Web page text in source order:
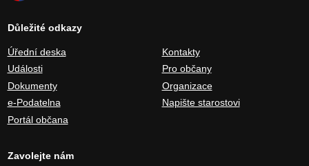
Důležité odkazy
Úřední deska
Události
Dokumenty
e-Podatelna
Portál občana
Kontakty
Pro občany
Organizace
Napište starostovi
Zavolejte nám